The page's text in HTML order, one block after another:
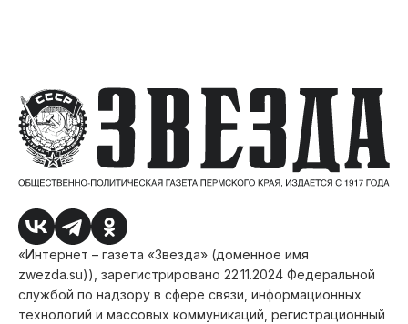
«Интернет – газета «Звезда» (доменное имя
zwezda.su)), зарегистрировано 22.11.2024 Федеральной
службой по надзору в сфере связи, информационных
технологий и массовых коммуникаций, регистрационный